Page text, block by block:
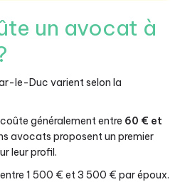
un avocat à
le-Duc varient selon la
coûte généralement entre 60 € et
avocats proposent un premier
leur profil.
1 500 € et 3 500 € par époux.